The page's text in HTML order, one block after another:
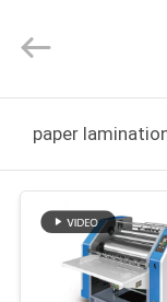
PRODUK
VIDEO
Industry
Co.,Ltd.
Reserved.
paper